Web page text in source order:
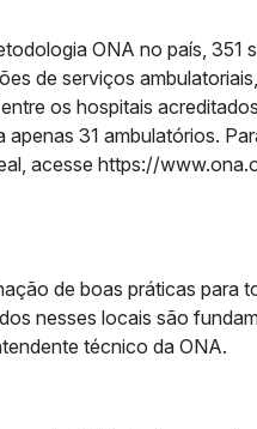
ONA no país, 351
de serviços
os hospitais
31 ambulatórios.
acesse https://
de boas práticas para
nesses locais são
técnico da ONA.